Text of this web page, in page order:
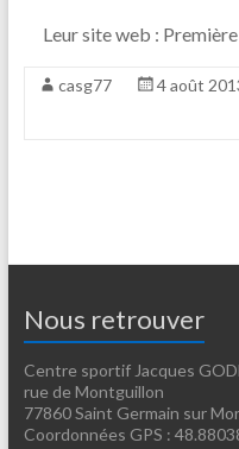
Leur site web :
casg77 4 août
Nous retrouver
Centre sportif Jacques
rue de Montguillon
77860 Saint Germain sur
Coordonnées GPS :